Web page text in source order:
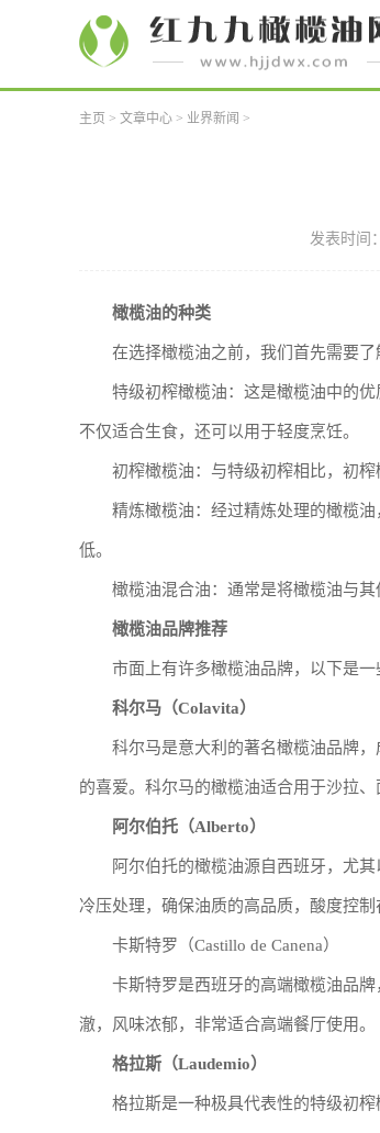
主页 > 文章中心 > 业界新闻 >
发表时间
橄榄油的种类
在选择橄榄油之前，我们首先需要了
特级初榨橄榄油：这是橄榄油中的
不仅适合生食，还可以用于轻度烹饪。
初榨橄榄油：与特级初榨相比，初
精炼橄榄油：经过精炼处理的橄榄
低。
橄榄油混合油：通常是将橄榄油与
橄榄油品牌推荐
市面上有许多橄榄油品牌，以下是
科尔马（Colavita）
科尔马是意大利的著名橄榄油品牌
的喜爱。科尔马的橄榄油适合用于沙拉、
阿尔伯托（Alberto）
阿尔伯托的橄榄油源自西班牙，尤
冷压处理，确保油质的高品质，酸度控制
卡斯特罗（Castillo de Canena）
卡斯特罗是西班牙的高端橄榄油品
澈，风味浓郁，非常适合高端餐厅使用。
格拉斯（Laudemio）
格拉斯是一种极具代表性的特级初